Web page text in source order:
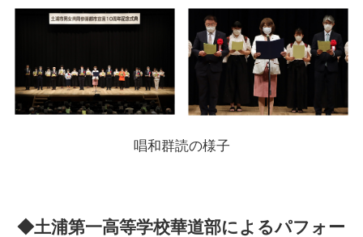
唱和群読の様子
◆土浦第一高等学校華道部によるパフォー